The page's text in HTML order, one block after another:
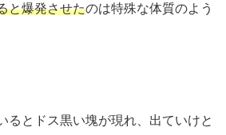
と爆発させたのは特殊な体質のよう
るとドス黒い塊が現れ、出ていけと